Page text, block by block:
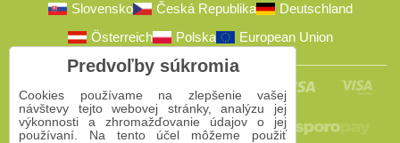
Slovensko Česká Republika
Deutschland
Österreich
Polska European Union
Predvoľby súkromia
Cookies používame na zlepšenie vašej
návštevy tejto webovej stránky, analýzu jej
výkonnosti a zhromažďovanie údajov o jej
používaní. Na tento účel môžeme použiť